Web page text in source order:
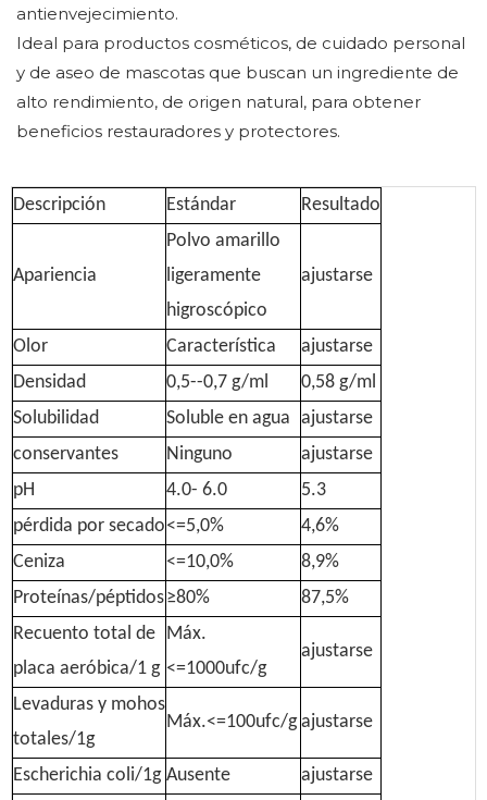
antienvejecimiento.
Ideal para productos cosméticos, de cuidado personal
y de aseo de mascotas que buscan un ingrediente de
alto rendimiento, de origen natural, para obtener
beneficios restauradores y protectores.
Descripción Estándar Resultado
Apariencia
Polvo amarillo
ligeramente
higroscópico
ajustarse
Olor Característica
ajustarse
Densidad
0,5--0,7 g/ml
0,58 g/ml
Solubilidad
Soluble en agua ajustarse
conservantes
Ninguno
ajustarse
pH
4.0- 6.0
5.3
pérdida por secado<=5,0%
4,6%
Ceniza
<=10,0%
8,9%
Proteínas/péptidos≥80%
87,5%
Recuento total de
placa aeróbica/1 g
Máx.
<=1000ufc/g
ajustarse
Levaduras y mohos
totales/1g
Máx.<=100ufc/g ajustarse
Escherichia coli/1g Ausente
ajustarse